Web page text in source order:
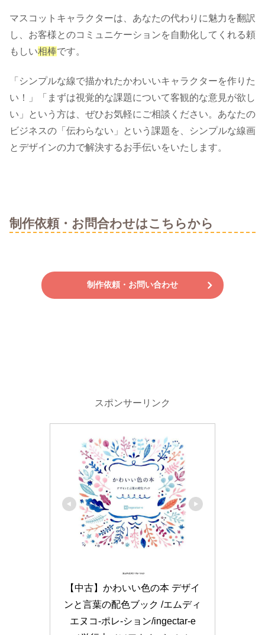
マスコットキャラクターは、あなたの代わりに魅力を翻訳
し、お客様とのコミュニケーションを自動化してくれる頼
もしい相棒です。
「シンプルな線で描かれたかわいいキャラクターを作りた
い！」「まずは視覚的な課題について客観的な意見が欲し
い」という方は、ぜひお気軽にご相談ください。あなたの
ビジネスの「伝わらない」という課題を、シンプルな線画
とデザインの力で解決するお手伝いをいたします。
制作依頼・お問合わせはこちらから
制作依頼・お問い合わせ
スポンサーリンク
【中古】かわいい色の本 デザイ
ンと言葉の配色ブック /エムディ
エヌコ-ポレ-ション/ingectar-e